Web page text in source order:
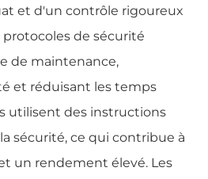
et d'un contrôle rigoureux
de sécurité
de maintenance,
et réduisant les temps
utilisent des instructions
sécurité, ce qui contribue à
un rendement élevé. Les